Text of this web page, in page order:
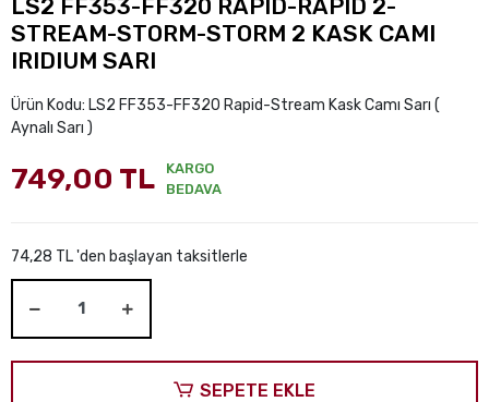
LS2 FF353-FF320 RAPID-RAPID 2-
STREAM-STORM-STORM 2 KASK CAMI
IRIDIUM SARI
Ürün Kodu: LS2 FF353-FF320 Rapid-Stream Kask Camı Sarı (
Aynalı Sarı )
749,00 TL
KARGO
BEDAVA
74,28 TL 'den başlayan taksitlerle
SEPETE EKLE